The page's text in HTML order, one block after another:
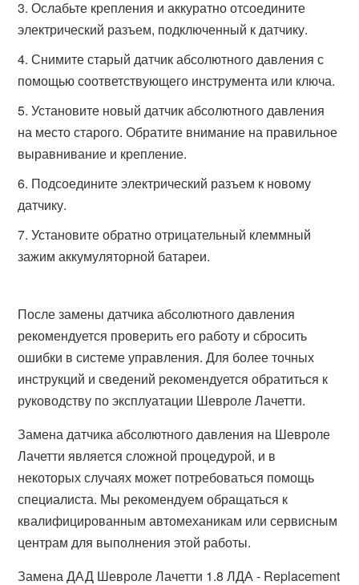
Ослабьте крепления и аккуратно отсоедините
электрический разъем, подключенный к датчику.
Снимите старый датчик абсолютного давления с
помощью соответствующего инструмента или ключа.
Установите новый датчик абсолютного давления
на место старого. Обратите внимание на правильное
выравнивание и крепление.
Подсоедините электрический разъем к новому
датчику.
Установите обратно отрицательный клеммный
зажим аккумуляторной батареи.
После замены датчика абсолютного давления
рекомендуется проверить его работу и сбросить
ошибки в системе управления. Для более точных
инструкций и сведений рекомендуется обратиться к
руководству по эксплуатации Шевроле Лачетти.
Замена датчика абсолютного давления на Шевроле
Лачетти является сложной процедурой, и в
некоторых случаях может потребоваться помощь
специалиста. Мы рекомендуем обращаться к
квалифицированным автомеханикам или сервисным
центрам для выполнения этой работы.
Замена ДАД Шевроле Лачетти 1.8 ЛДА - Replacement